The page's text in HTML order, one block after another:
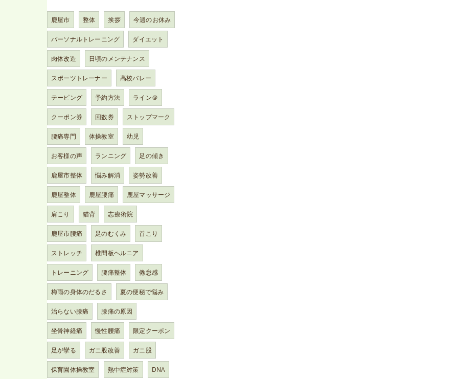
鹿屋市 整体 挨拶 今週のお休み
パーソナルトレーニング ダイエット
肉体改造 日頃のメンテナンス
スポーツトレーナー 高校バレー
テーピング 予約方法 ライン＠
クーポン券 回数券 ストップマーク
腰痛専門 体操教室 幼児
お客様の声 ランニング 足の傾き
鹿屋市整体 悩み解消 姿勢改善
鹿屋整体 鹿屋腰痛 鹿屋マッサージ
肩こり 猫背 志療術院
鹿屋市腰痛 足のむくみ 首こり
ストレッチ 椎間板ヘルニア
トレーニング 腰痛整体 倦怠感
梅雨の身体のだるさ 夏の便秘で悩み
治らない膝痛 膝痛の原因
坐骨神経痛 慢性腰痛 限定クーポン
足が攣る ガニ股改善 ガニ股
保育園体操教室 熱中症対策 DNA